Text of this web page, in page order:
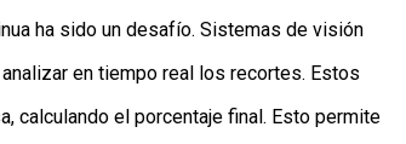
ha sido un desafío. Sistemas de visión
en tiempo real los recortes. Estos
calculando el porcentaje final. Esto permite